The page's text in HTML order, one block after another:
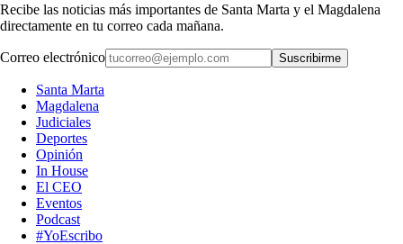
Recibe las noticias más importantes de Santa Marta y el Magdalena
directamente en tu correo cada mañana.
Correo electrónico Suscribirme
Santa Marta
Magdalena
Judiciales
Deportes
Opinión
In House
El CEO
Eventos
Podcast
#YoEscribo